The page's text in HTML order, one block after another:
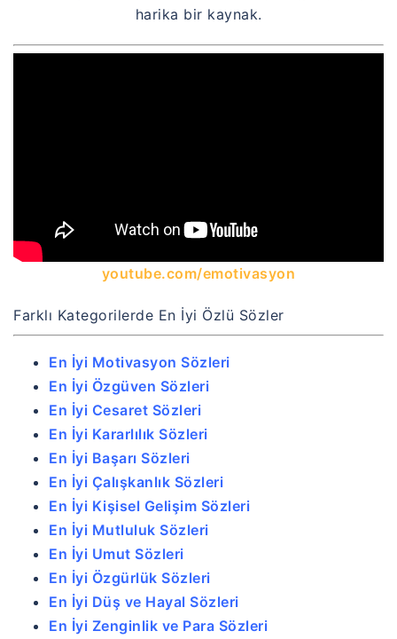
harika bir kaynak.
youtube.com/emotivasyon
Farklı Kategorilerde En İyi Özlü Sözler
En İyi Motivasyon Sözleri
En İyi Özgüven Sözleri
En İyi Cesaret Sözleri
En İyi Kararlılık Sözleri
En İyi Başarı Sözleri
En İyi Çalışkanlık Sözleri
En İyi Kişisel Gelişim Sözleri
En İyi Mutluluk Sözleri
En İyi Umut Sözleri
En İyi Özgürlük Sözleri
En İyi Düş ve Hayal Sözleri
En İyi Zenginlik ve Para Sözleri